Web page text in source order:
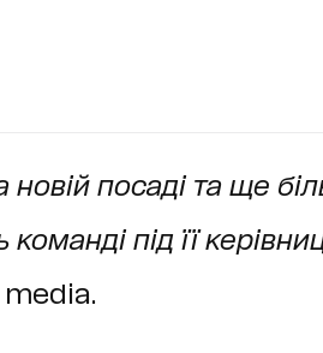
новій посаді та ще
під її